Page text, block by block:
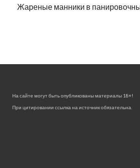
Жареные манники в
На сайте могут быть опубликованы материалы 18+!
При цитировании ссылка на источник обязательна.